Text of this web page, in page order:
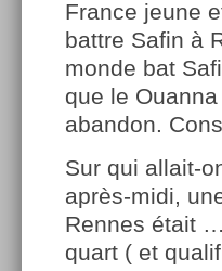
France jeune
battre Safin à
monde bat
que le
abandon.
Sur qui allait-
après-midi,
Rennes était
quart ( et